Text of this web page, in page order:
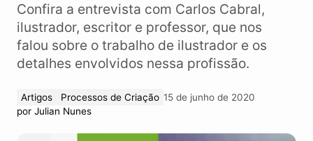
Confira a entrevista com Carlos Cabral,
ilustrador, escritor e professor, que nos
falou sobre o trabalho de ilustrador e os
detalhes envolvidos nessa profissão.
Artigos Processos de Criação 15 de junho de 2020
por Julian Nunes